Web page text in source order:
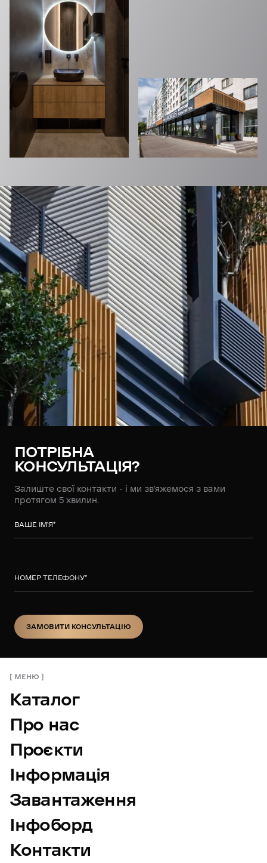
ПОТРІБНА
КОНСУЛЬТАЦІЯ?
Залиште свої контакти - і ми зв’яжемося з вами
протягом 5 хвилин.
ВАШЕ ІМ’Я*
НОМЕР ТЕЛЕФОНУ*
ЗАМОВИТИ КОНСУЛЬТАЦІЮ
МЕНЮ
Каталог
Про нас
Проєкти
Інформація
Завантаження
Інфоборд
Контакти